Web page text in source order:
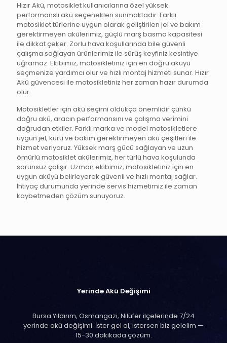
Hızır Akü, motosiklet kullanıcılarına özel yüksek
performanslı akü seçenekleri sunmaktadır. Farklı
motosiklet türlerine uygun olarak geliştirilen jel ve bakım
gerektirmeyen akülerimiz, güçlü marş basma kapasitesi
ile dikkat çeker. Zorlu hava koşullarında bile güvenli
çalışma sağlayan ürünlerimiz ile sürüş keyfiniz kesintiye
uğramaz. Ekibimiz, motosikletiniz için en doğru aküyü
seçmenize yardımcı olur ve hızlı montaj hizmeti sunar. Hızır
Akü güvencesi ile motosikletiniz her zaman hazır durumda
olur.
Motosikletler için akü seçimi oldukça önemlidir çünkü
doğru akü, aracın performansını ve çalışma verimini
doğrudan etkiler. Farklı marka ve model motosikletlere
uygun jel, kuru ve bakım gerektirmeyen akü çeşitleri ile
hizmet veriyoruz. Yüksek marş gücü sağlayan ve uzun
ömürlü motosiklet akülerimiz, her türlü hava koşulunda
sorunsuz çalışır. Uzman ekibimiz, motosikletiniz için en
uygun aküyü belirleyerek güvenli ve hızlı montaj sağlar.
İhtiyaç durumunda yerinde servis hizmetimiz ile zaman
kaybetmeden çözüm sunuyoruz.
Yerinde Akü Değişimi
Bursa Yıldırım, Osmangazi, Nilüfer ilçelerinde 7/24
yerinde akü değişimi. İster gel al, istersen biz gelelim —
15-30 dakikada çözüm.